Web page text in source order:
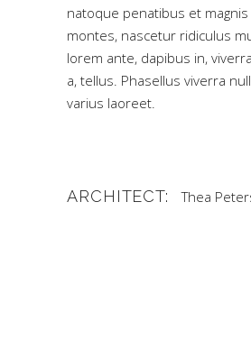
natoque penatibus et
montes, nascetur ridiculus
lorem ante, dapibus in,
a, tellus. Phasellus viverra
varius laoreet.
ARCHITECT: Thea